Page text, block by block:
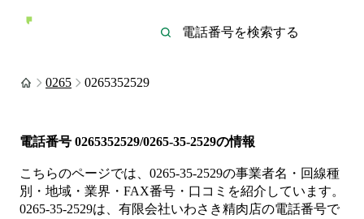
0265 0265352529
電話番号 0265352529/0265-35-2529の情報
こちらのページでは、 0265-35-2529の事業者名・回線種
別・地域・業界・FAX番号・口コミを紹介しています。
0265-35-2529は、 有限会社いわさき精肉店の電話番号で